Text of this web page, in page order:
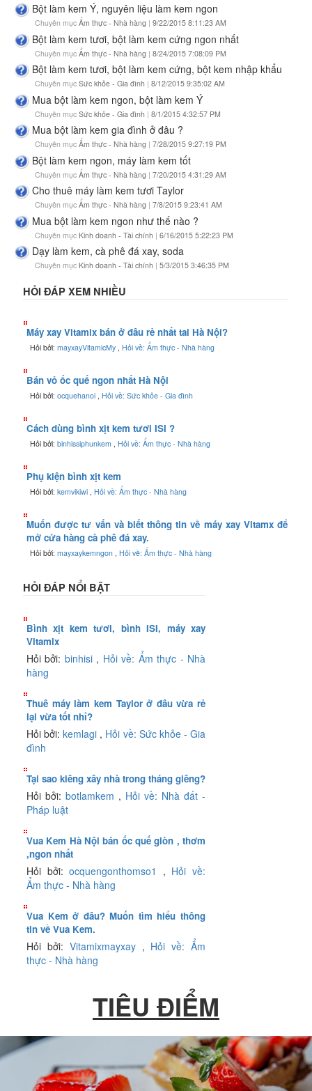
Bột làm kem Ý, nguyên liệu làm kem ngon
Chuyên mục Ẩm thực - Nhà hàng | 9/22/2015 8:11:23 AM
Bột làm kem tươi, bột làm kem cứng ngon nhất
Chuyên mục Ẩm thực - Nhà hàng | 8/24/2015 7:08:09 PM
Bột làm kem tươi, bột làm kem cứng, bột kem nhập khẩu
Chuyên mục Sức khỏe - Gia đình | 8/12/2015 9:35:02 AM
Mua bột làm kem ngon, bột làm kem Ý
Chuyên mục Sức khỏe - Gia đình | 8/1/2015 4:32:57 PM
Mua bột làm kem gia đình ở đâu ?
Chuyên mục Ẩm thực - Nhà hàng | 7/28/2015 9:27:19 PM
Bột làm kem ngon, máy làm kem tốt
Chuyên mục Ẩm thực - Nhà hàng | 7/20/2015 4:31:29 AM
Cho thuê máy làm kem tươi Taylor
Chuyên mục Ẩm thực - Nhà hàng | 7/8/2015 9:23:41 AM
Mua bột làm kem ngon như thế nào ?
Chuyên mục Kinh doanh - Tài chính | 6/16/2015 5:22:23 PM
Dạy làm kem, cà phê đá xay, soda
Chuyên mục Kinh doanh - Tài chính | 5/3/2015 3:46:35 PM
HỎI ĐÁP XEM NHIỀU
Máy xay Vitamix bán ở đâu rẻ nhất tai Hà Nội?
Hỏi bởi: mayxayVitamicMy Hỏi về: Ẩm thực - Nhà hàng
Bán vỏ ốc quế ngon nhất Hà Nội
Hỏi bởi: ocquehanoi Hỏi về: Sức khỏe - Gia đình
Cách dùng bình xịt kem tươi ISI ?
Hỏi bởi: binhissiphunkem Hỏi về: Ẩm thực - Nhà hàng
Phụ kiện bình xịt kem
Hỏi bởi: kemvikiwi Hỏi về: Ẩm thực - Nhà hàng
Muốn được tư vấn và biết thông tin về máy xay Vitamx để
mở cửa hàng cà phê đá xay.
Hỏi bởi: mayxaykemngon Hỏi về: Ẩm thực - Nhà hàng
HỎI ĐÁP NỔI BẬT
Bình xịt kem tươi, bình ISI, máy xay
Vitamix
Hỏi bởi: binhisi , Hỏi về: Ẩm thực - Nhà
hàng
Thuê máy làm kem Taylor ở đâu vừa rẻ
lại vừa tốt nhỉ?
Hỏi bởi:kemlagi , Hỏi về: Sức khỏe - Gia
đình
Tại sao kiêng xây nhà trong tháng giêng?
Hỏi bởi: botlamkem , Hỏi về: Nhà đất -
Pháp luật
Vua Kem Hà Nội bán ốc quế giòn , thơm
,ngon nhất
Hỏi bởi:ocquengonthomso1 , Hỏi về:
Ẩm thực - Nhà hàng
Vua Kem ở đâu? Muốn tìm hiểu thông
tin về Vua Kem.
Hỏi bởi: Vitamixmayxay , Hỏi về: Ẩm
thực - Nhà hàng
TIÊU ĐIỂM